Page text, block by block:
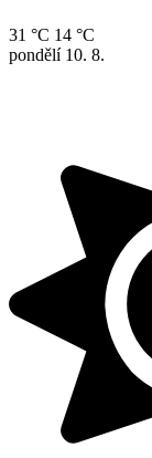
31 °C 14 °C
pondělí 10. 8.